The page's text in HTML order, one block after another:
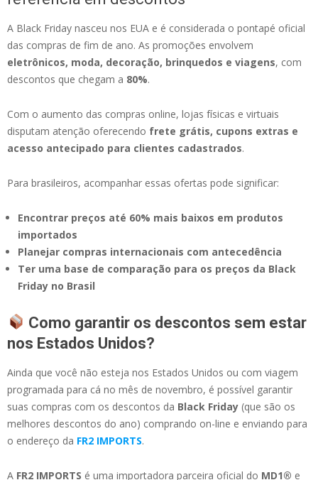
A Black Friday nasceu nos EUA e é considerada o pontapé oficial
das compras de fim de ano. As promoções envolvem
eletrônicos, moda, decoração, brinquedos e viagens, com
descontos que chegam a 80%.
Com o aumento das compras online, lojas físicas e virtuais
disputam atenção oferecendo frete grátis, cupons extras e
acesso antecipado para clientes cadastrados.
Para brasileiros, acompanhar essas ofertas pode significar:
Encontrar preços até 60% mais baixos em produtos
importados
Planejar compras internacionais com antecedência
Ter uma base de comparação para os preços da Black
Friday no Brasil
Como garantir os descontos sem estar
nos Estados Unidos?
Ainda que você não esteja nos Estados Unidos ou com viagem
programada para cá no mês de novembro, é possível garantir
suas compras com os descontos da Black Friday (que são os
melhores descontos do ano) comprando on-line e enviando para
o endereço da FR2 IMPORTS.
A FR2 IMPORTS é uma importadora parceira oficial do MD1® e